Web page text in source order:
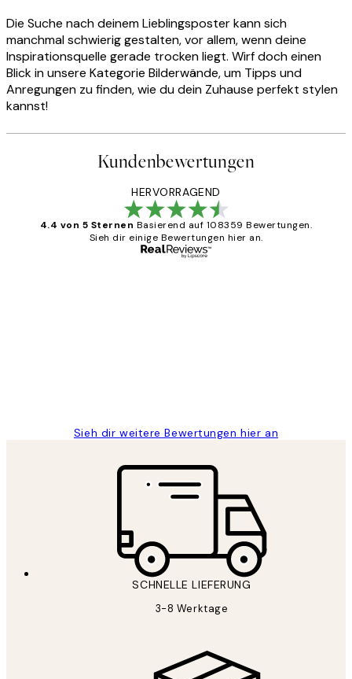
Die Suche nach deinem Lieblingsposter kann sich
manchmal schwierig gestalten, vor allem, wenn deine
Inspirationsquelle gerade trocken liegt. Wirf doch einen
Blick in unsere Kategorie Bilderwände, um Tipps und
Anregungen zu finden, wie du dein Zuhause perfekt stylen
kannst!
Kundenbewertungen
HERVORRAGEND
4.4 von 5 Sternen Basierend auf 108359 Bewertungen.
Sieh dir einige Bewertungen hier an.
Sieh dir weitere Bewertungen hier an
SCHNELLE LIEFERUNG
3-8 Werktage